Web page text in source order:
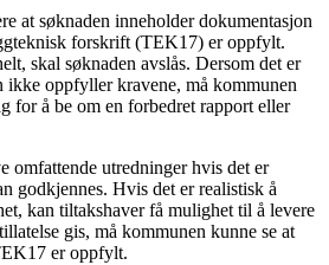
at søknaden inneholder dokumentasjon
forskrift (TEK17) er oppfylt.
skal søknaden avslås. Dersom det er
ikke oppfyller kravene, må kommunen
for å be om en forbedret rapport eller
omfattende utredninger hvis det er
godkjennes. Hvis det er realistisk å
kan tiltakshaver få mulighet til å levere
gis, må kommunen kunne se at
er oppfylt.